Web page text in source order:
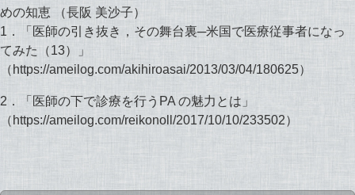
めの知恵 （長阪 美沙子）
1．「医師の引き抜き，その舞台裏─米国で医療従事者になっ
てみた（13）」
（https://ameilog.com/akihiroasai/2013/03/04/180625）
2．「医師の下で診療を行うPA の魅力とは」
（https://ameilog.com/reikonoll/2017/10/10/233502）